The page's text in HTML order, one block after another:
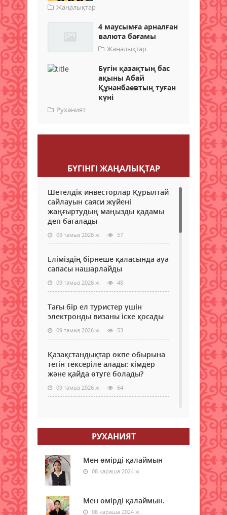
Жаңалықтар
4 маусымға арналған
валюта бағамы
Жаңалықтар
Бүгін қазақтың бас
ақыны Абай
Құнанбаевтың туған
күні
Руханият
БҮГІНГI ЖАҢАЛЫҚТАР
Шетелдік инвесторлар Құрылтай
сайлауын саяси жүйені
жаңғыртудың маңызды қадамы
деп бағалады
09 тамыз 2026 ж. 57
Еліміздің бірнеше қаласында ауа
сапасы нашарлайды
09 тамыз 2026 ж. 48
Тағы бір ел туристер үшін
электронды визаны іске қосады
09 тамыз 2026 ж. 53
Қазақстандықтар өкпе обырына
тегін тексеріле алады: кімдер
және қайда өтуге болады?
09 тамыз 2026 ж. 64
жариялады
09 тамыз 2026 ж. 65
"Қазақстан халқына" қоғамдық
қоры 350 білім беру грантын
бөлді
09 тамыз 2026 ж. 61
РУХАНИЯТ
Мен өмірді қалаймын
08 қараша 2024 ж.
Мен өмірді қалаймын.
08 қараша 2024 ж.